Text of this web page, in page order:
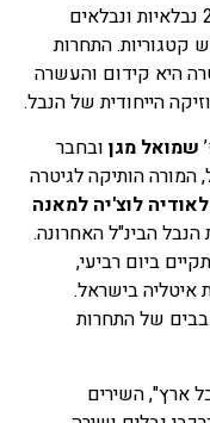
במוקד האירועים נמצאת התחרות ובה 26 נבלאיות ונבלאים
בשלוש קטגוריות. התחרות
היא קידום והעשרה
הייחודית של הנבל.
שמואל מגן ובחבר
המורה הותיקה לגיטרה
לוצ'יה למאנה
הבינ"ל האחרונה.
ביום רביעי,
איטליה בישראל.
גם תנחה כיתת אמן בגמר 3 הסבבים של התחרות
ארץ", השירים